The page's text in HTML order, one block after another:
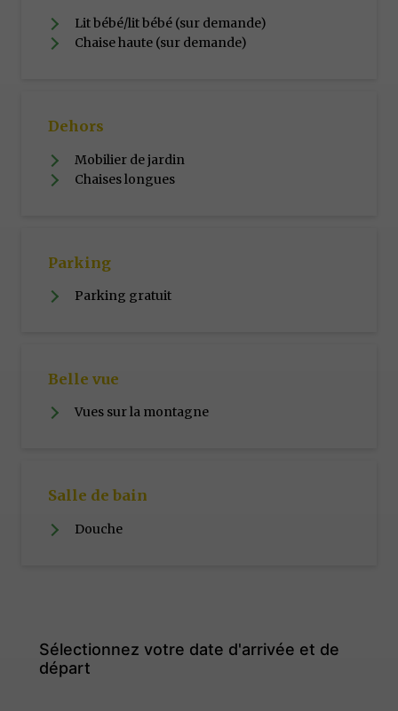
Lit bébé/lit bébé (sur demande)
Chaise haute (sur demande)
Dehors
Mobilier de jardin
Chaises longues
Parking
Parking gratuit
Belle vue
Vues sur la montagne
Salle de bain
Douche